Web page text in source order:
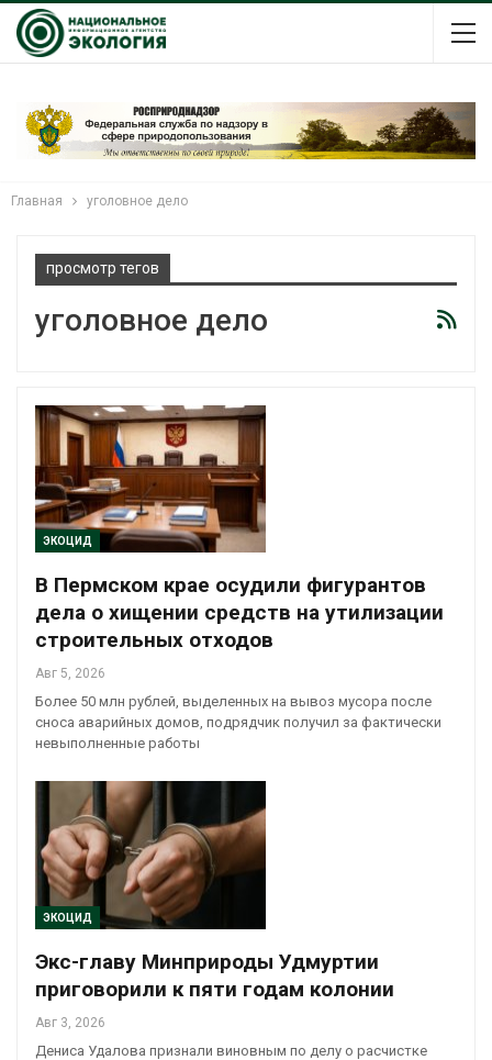
Главная уголовное дело
просмотр тегов
уголовное дело
ЭКОЦИД
В Пермском крае осудили фигурантов
дела о хищении средств на утилизации
строительных отходов
Авг 5, 2026
Более 50 млн рублей, выделенных на вывоз мусора после
сноса аварийных домов, подрядчик получил за фактически
невыполненные работы
ЭКОЦИД
Экс-главу Минприроды Удмуртии
приговорили к пяти годам колонии
Авг 3, 2026
Дениса Удалова признали виновным по делу о расчистке